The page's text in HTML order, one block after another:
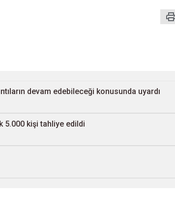
devam edebileceği konusunda uyardı
5.000 kişi tahliye edildi